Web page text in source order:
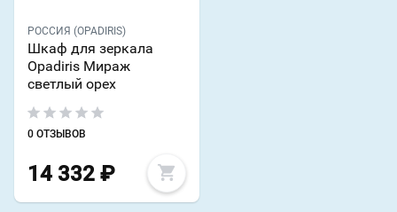
РОССИЯ (OPADIRIS)
Шкаф для зеркала
Opadiris Мираж
светлый орех
0 ОТЗЫВОВ
14 332 ₽